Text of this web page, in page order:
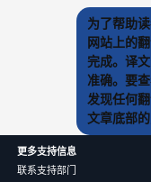
为了帮助
网站上的
完成。译
准确。要
发现任何
文章底部
更多支持信息
联系支持部门